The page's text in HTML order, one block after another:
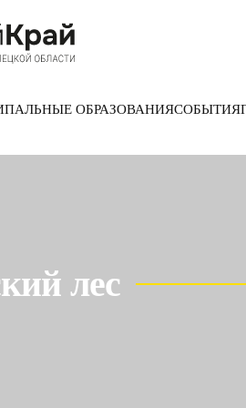
ОБРАЗОВАНИЯСОБЫТИЯ
лес